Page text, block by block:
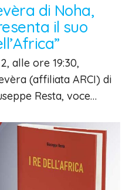
di Noha,
il suo
alle ore 19:30,
(affiliata ARCI) di
Resta, voce…